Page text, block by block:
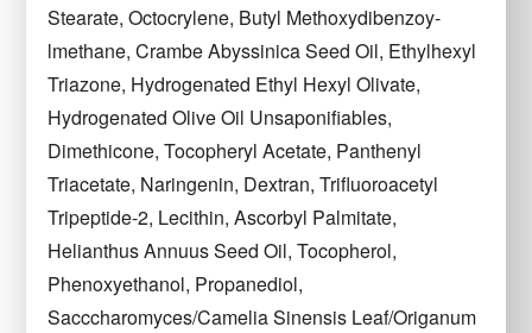
Stearate, Octocrylene, Butyl Methoxydibenzoy-
lmethane, Crambe Abyssinica Seed Oil, Ethylhexyl
Triazone, Hydrogenated Ethyl Hexyl Olivate,
Hydrogenated Olive Oil Unsaponifiables,
Dimethicone, Tocopheryl Acetate, Panthenyl
Triacetate, Naringenin, Dextran, Trifluoroacetyl
Tripeptide-2, Lecithin, Ascorbyl Palmitate,
Helianthus Annuus Seed Oil, Tocopherol,
Phenoxyethanol, Propanediol,
Sacccharomyces/Camelia Sinensis Leaf/Origanum